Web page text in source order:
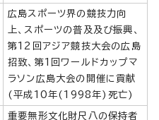
広島スポーツ界の競技力向
上、スポーツの普及及び振興、
第12回アジア競技大会の広島
招致、第1回ワールドカップマ
ラソン広島大会の開催に貢献
(平成10年(1998年)死亡)
重要無形文化財尺八の保持者